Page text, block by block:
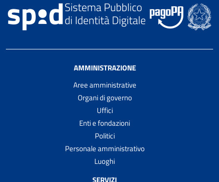
AMMINISTRAZIONE
Aree amministrative
Organi di governo
Uffici
Enti e fondazioni
Politici
Personale amministrativo
Luoghi
SERVIZI